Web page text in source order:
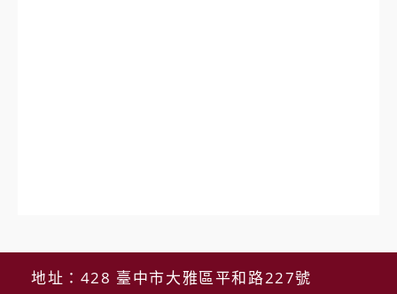
地址：428 臺中市大雅區平和路227號